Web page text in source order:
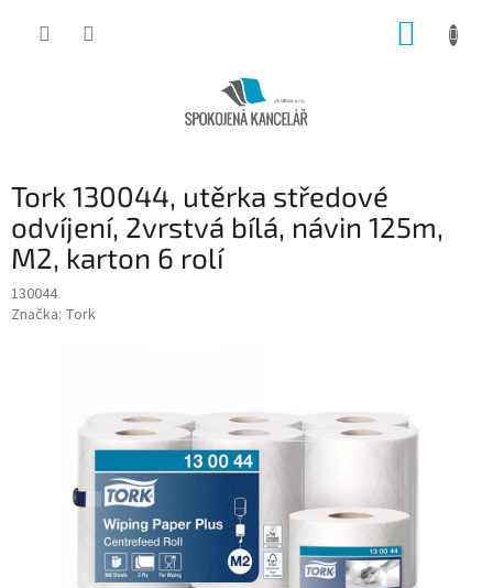
Tork 130044, utěrka středové
odvíjení, 2vrstvá bílá, návin 125m,
M2, karton 6 rolí
130044
Značka: Tork